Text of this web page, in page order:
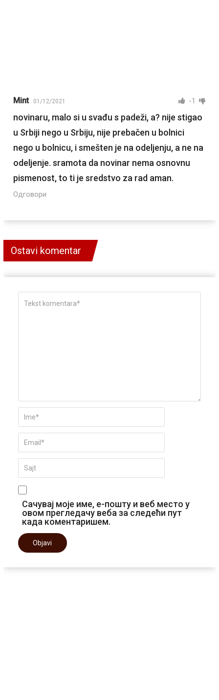
Mint 01/12/2021 -1
novinaru, malo si u svađu s padeži, a? nije stigao
u Srbiji nego u Srbiju, nije prebačen u bolnici
nego u bolnicu, i smešten je na odeljenju, a ne na
odeljenje. sramota da novinar nema osnovnu
pismenost, to ti je sredstvo za rad aman.
Одговори
Ostavi komentar
Сачувај моје име, е-пошту и веб место у
овом прегледачу веба за следећи пут
када коментаришем.